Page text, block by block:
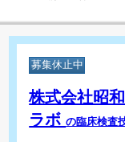
募集休止中
株式会社昭
ラボの臨床検査